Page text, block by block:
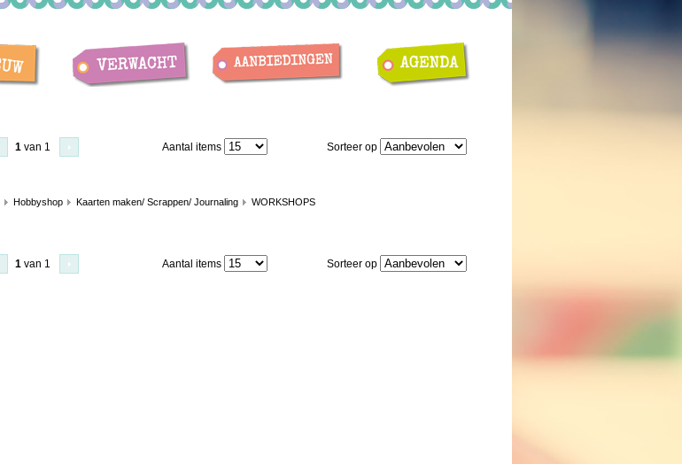
1van 1 Aantal items Sorteer op
Hobbyshop Kaarten maken/ Scrappen/ Journaling WORKSHOPS
1van 1 Aantal items Sorteer op